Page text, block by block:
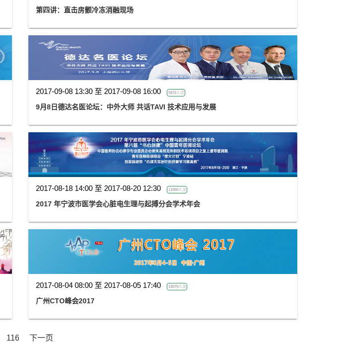
第四讲：直击房颤冷冻消融现场
2017-09-08 13:30 至 2017-09-08 16:00 5572人次
9月8日德达名医论坛：中外大师 共话TAVI 技术应用与发展
2017-08-18 14:00 至 2017-08-20 12:30 11050人次
2017 年宁波市医学会心脏电生理与起搏分会学术年会
2017-08-04 08:00 至 2017-08-05 17:40 14579人次
广州CTO峰会2017
116 下一页